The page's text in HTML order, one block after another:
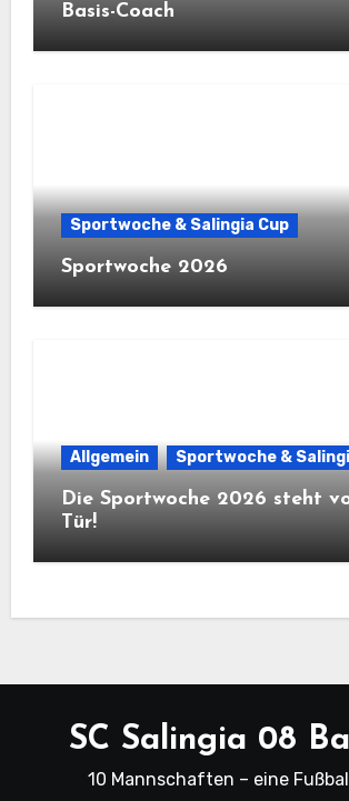
Basis-Coach
Sportwoche & Salingia Cup
Sportwoche 2026
Allgemein Sportwoche &
Die Sportwoche 2026 steht
Tür!
SC Salingia 08
10 Mannschaften – eine